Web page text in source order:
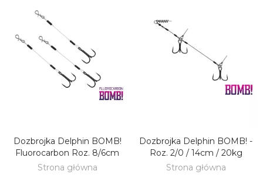
DODAJ DO KOSZYKA
Dozbrojka Delphin BOMB!
Fluorocarbon Roz. 8/6cm
Strona główna
DODAJ DO KOSZYKA
Dozbrojka Delphin BOMB! -
Roz. 2/0 / 14cm / 20kg
Strona główna